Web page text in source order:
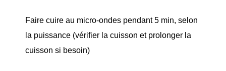
Faire cuire au micro-ondes pendant 5 min, selon
la puissance (vérifier la cuisson et prolonger la
cuisson si besoin)